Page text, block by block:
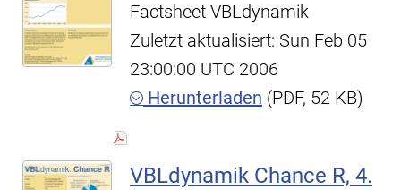
Factsheet VBLdynamik
Zuletzt aktualisiert: Sun Feb 05
23:00:00 UTC 2006
Herunterladen (PDF, 52 KB)
VBLdynamik Chance R, 4.